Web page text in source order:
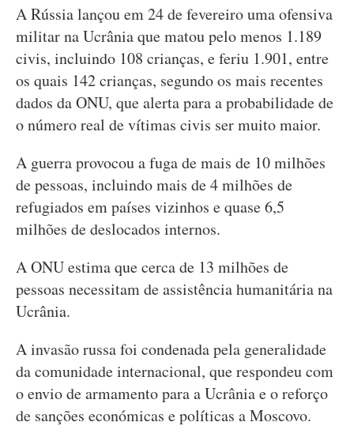
A Rússia lançou em 24 de fevereiro uma ofensiva
militar na Ucrânia que matou pelo menos 1.189
civis, incluindo 108 crianças, e feriu 1.901, entre
os quais 142 crianças, segundo os mais recentes
dados da ONU, que alerta para a probabilidade de
o número real de vítimas civis ser muito maior.
A guerra provocou a fuga de mais de 10 milhões
de pessoas, incluindo mais de 4 milhões de
refugiados em países vizinhos e quase 6,5
milhões de deslocados internos.
A ONU estima que cerca de 13 milhões de
pessoas necessitam de assistência humanitária na
Ucrânia.
A invasão russa foi condenada pela generalidade
da comunidade internacional, que respondeu com
o envio de armamento para a Ucrânia e o reforço
de sanções económicas e políticas a Moscovo.